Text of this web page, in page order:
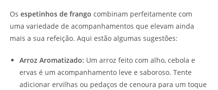
Os espetinhos de frango combinam perfeitamente com
uma variedade de acompanhamentos que elevam ainda
mais a sua refeição. Aqui estão algumas sugestões:
Arroz Aromatizado: Um arroz feito com alho, cebola e
ervas é um acompanhamento leve e saboroso. Tente
adicionar ervilhas ou pedaços de cenoura para um toque